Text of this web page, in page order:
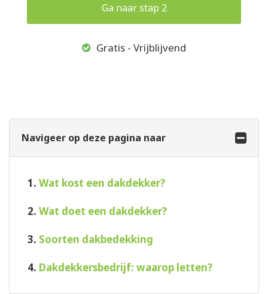
Ga naar stap 2
Gratis - Vrijblijvend
Navigeer op deze pagina naar
1. Wat kost een dakdekker?
2. Wat doet een dakdekker?
3. Soorten dakbedekking
4. Dakdekkersbedrijf: waarop letten?